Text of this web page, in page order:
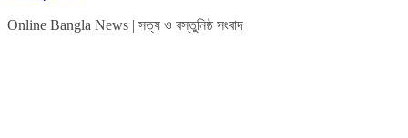
Online Bangla News | সত্য ও বস্তুনিষ্ঠ সংবাদ